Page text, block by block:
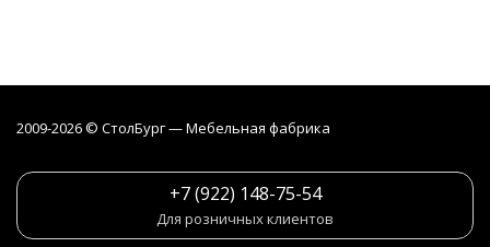
2009-2026 © СтолБург — Мебeльная фабрика
+7 (922) 148-75-54
Для розничных клиентов